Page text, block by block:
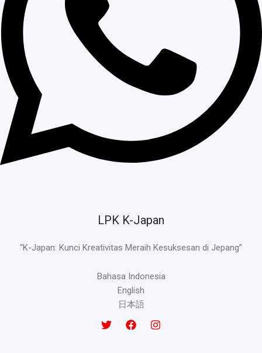
LPK K-Japan
“K-Japan: Kunci Kreativitas Meraih Kesuksesan di Jepang”
Bahasa Indonesia
English
日本語